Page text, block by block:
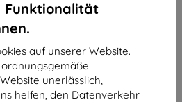
Funktionalität
auf unserer Website.
unerlässlich,
helfen, den Datenverkehr
9,81 €